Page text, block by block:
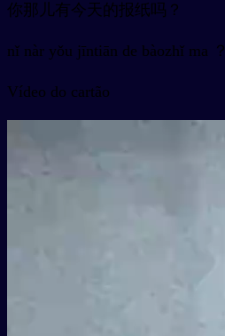
你那儿有今天的报纸吗？
nǐ nàr yǒu jīntiān de bàozhǐ ma ？
Vídeo do cartão